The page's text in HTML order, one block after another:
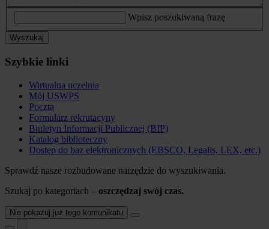
Wpisz poszukiwaną frazę
Wyszukaj
Szybkie linki
Wirtualna uczelnia
Mój USWPS
Poczta
Formularz rekrutacyny
Biuletyn Informacji Publicznej (BIP)
Katalog biblioteczny
Dostęp do baz elektronicznych (EBSCO, Legalis, LEX, etc.)
Sprawdź nasze rozbudowane narzędzie do wyszukiwania.
Szukaj po kategoriach – oszczędzaj swój czas.
Nie pokazuj już tego komunikatu